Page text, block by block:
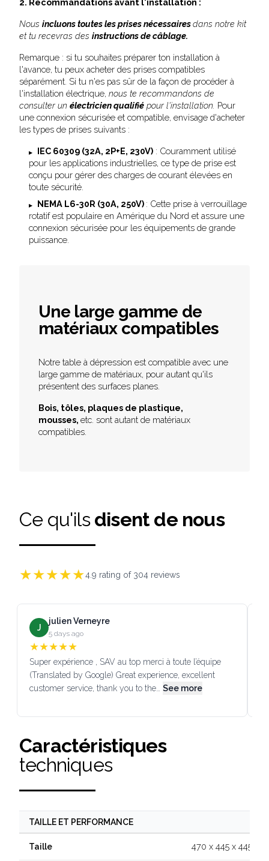
2. Recommandations avant l'installation :
Nous incluons toutes les prises nécessairesdans notre kit
et tu recevras des instructions de câblage.
Remarque : si tu souhaites préparer ton installation à
l'avance, tu peux acheter des prises compatibles
séparément. Si tu n'es pas sûr de la façon de procéder à
l'installation électrique, nous te recommandons de
consulter un électricien qualifié pour l'installation. Pour
une connexion sécurisée et compatible, envisage d'acheter
les types de prises suivants :
IEC 60309 (32A, 2P+E, 230V) : Couramment utilisé
pour les applications industrielles, ce type de prise est
conçu pour gérer des charges de courant élevées en
toute sécurité.
NEMA L6-30R (30A, 250V) : Cette prise à verrouillage
rotatif est populaire en Amérique du Nord et assure une
connexion sécurisée pour les équipements de grande
puissance.
Une large gamme de
matériaux compatibles
Notre table à dépression est compatible avec une
large gamme de matériaux, pour autant qu'ils
présentent des surfaces planes.
Bois, tôles, plaques de plastique,
mousses, etc. sont autant de matériaux
compatibles.
Ce qu'ilsdisent de nous
★★★★★4.9 rating of 304 reviews
J
julien Verneyre
5 days ago
★★★★★
Super expérience , SAV au top merci à toute l’équipe
(Translated by Google) Great experience, excellent
customer service, thank you to the… See more
Caractéristiques
techniques
TAILLE ET PERFORMANCE
Taille 470 x 445 x 445